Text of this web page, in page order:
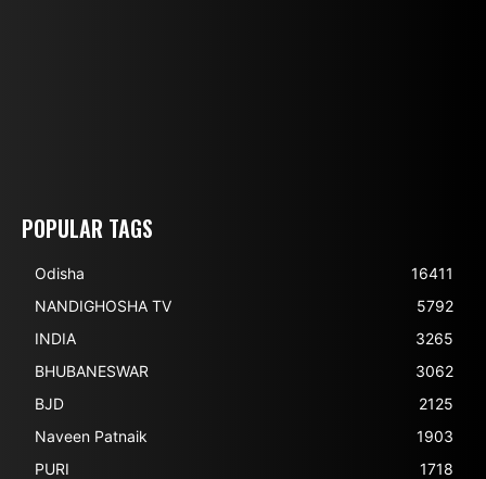
POPULAR TAGS
Odisha
16411
NANDIGHOSHA TV
5792
INDIA
3265
BHUBANESWAR
3062
BJD
2125
Naveen Patnaik
1903
PURI
1718